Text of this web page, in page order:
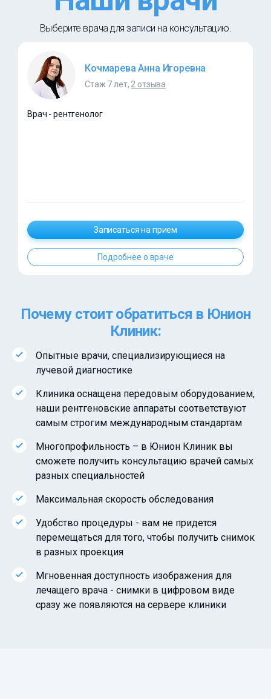
Выберите врача для записи на консультацию.
Кочмарева Анна Игоревна
Стаж 7 лет, 2 отзыва
Врач - рентгенолог
Записаться на прием
Подробнее о враче
Почему стоит обратиться в Юнион
Клиник:
Опытные врачи, специализирующиеся на
лучевой диагностике
Клиника оснащена передовым оборудованием,
наши рентгеновские аппараты соответствуют
самым строгим международным стандартам
Многопрофильность – в Юнион Клиник вы
сможете получить консультацию врачей самых
разных специальностей
Максимальная скорость обследования
Удобство процедуры - вам не придется
перемещаться для того, чтобы получить снимок
в разных проекция
Мгновенная доступность изображения для
лечащего врача - снимки в цифровом виде
сразу же появляются на сервере клиники